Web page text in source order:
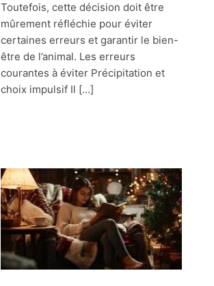
Toutefois, cette décision doit être
mûrement réfléchie pour éviter
certaines erreurs et garantir le bien-
être de l’animal. Les erreurs
courantes à éviter Précipitation et
choix impulsif Il […]